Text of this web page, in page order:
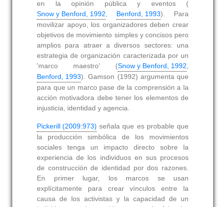
en la opinión pública y eventos (
Snow y Benford, 1992
Benford, 1993). Para
movilizar apoyo, los organizadores deben crear
objetivos de movimiento simples y concisos pero
amplios para atraer a diversos sectores: una
estrategia de organización caracterizada por un
'marco maestro' (Snow y Benford, 1992
Benford, 1993). Gamson (1992) argumenta que
para que un marco pase de la comprensión a la
acción motivadora debe tener los elementos de
injusticia, identidad y agencia.
Pickerill (2009:973) señala que es probable que
la producción simbólica de los movimientos
sociales tenga un impacto directo sobre la
experiencia de los individuos en sus procesos
de construcción de identidad por dos razones.
En primer lugar, los marcos se usan
explícitamente para crear vínculos entre la
causa de los activistas y la capacidad de un